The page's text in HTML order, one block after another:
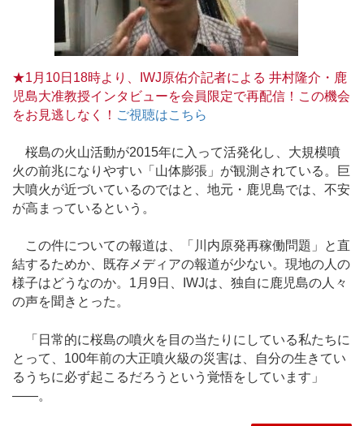
★1月10日18時より、IWJ原佑介記者による 井村隆介・鹿
児島大准教授インタビューを会員限定で再配信！この機会
をお見逃しなく！ ご視聴はこちら
桜島の火山活動が2015年に入って活発化し、大規模噴
火の前兆になりやすい「山体膨張」が観測されている。巨
大噴火が近づいているのではと、地元・鹿児島では、不安
が高まっているという。
この件についての報道は、「川内原発再稼働問題」と直
結するためか、既存メディアの報道が少ない。現地の人の
様子はどうなのか。1月9日、IWJは、独自に鹿児島の人々
の声を聞きとった。
「日常的に桜島の噴火を目の当たりにしている私たちに
とって、100年前の大正噴火級の災害は、自分の生きてい
るうちに必ず起こるだろうという覚悟をしています」
――。